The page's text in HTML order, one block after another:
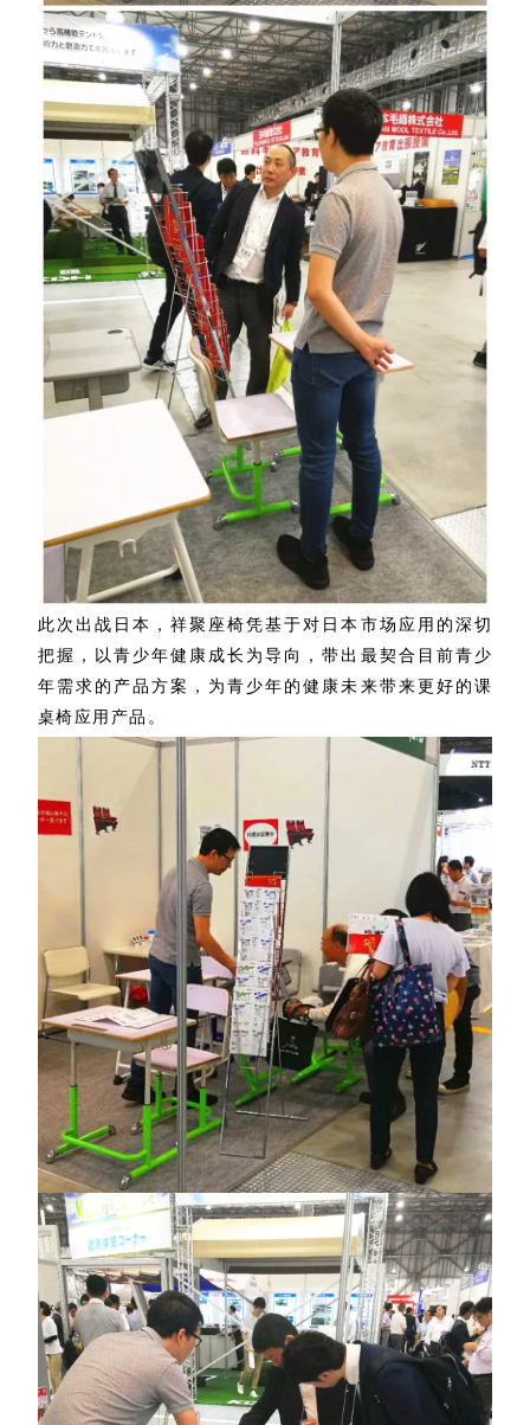
此次出战日本，祥聚座椅凭基于对日本市场应用的深切
把握，以青少年健康成长为导向，带出最契合目前青少
年需求的产品方案，为青少年的健康未来带来更好的课
桌椅应用产品。